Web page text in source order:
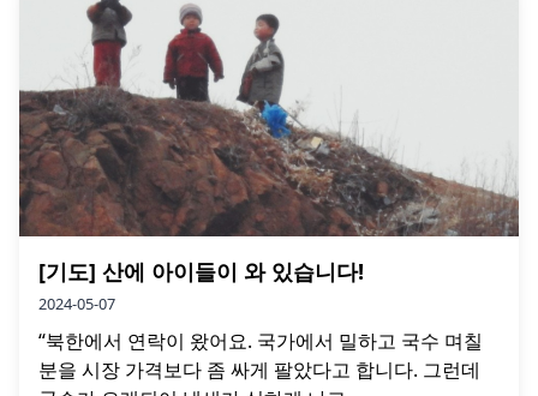
[기도] 산에 아이들이 와 있습니다!
2024-05-07
“북한에서 연락이 왔어요. 국가에서 밀하고 국수 며칠
분을 시장 가격보다 좀 싸게 팔았다고 합니다. 그런데